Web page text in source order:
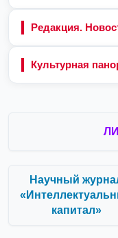
Редакция.
Культурная
Научный
капитал»